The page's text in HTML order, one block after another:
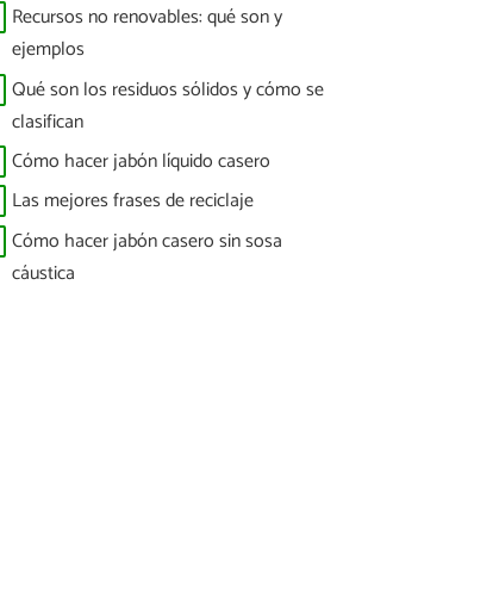
Recursos no renovables: qué son y
ejemplos
Qué son los residuos sólidos y cómo se
clasifican
Cómo hacer jabón líquido casero
Las mejores frases de reciclaje
Cómo hacer jabón casero sin sosa
cáustica